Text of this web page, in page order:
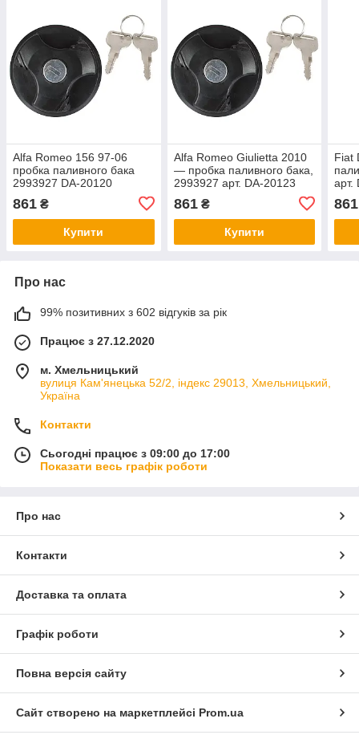
Alfa Romeo 156 97-06
пробка паливного бака
2993927 DA-20120
861 ₴
Купити
Alfa Romeo Giulietta 2010
— пробка паливного бака,
2993927 арт. DA-20123
861₴
Купити
Fiat
арт.
861
Про нас
99% позитивних з 602 відгуків за рік
Працює з 27.12.2020
м. Хмельницький
вулиця Кам'янецька 52/2, індекс 29013, Хмельницький,
Україна
Контакти
Сьогодні працює з 09:00 до 17:00
Показати весь графік роботи
Про нас
Контакти
Доставка та оплата
Графік роботи
Повна версія сайту
Сайт створено на маркетплейсі Prom.ua